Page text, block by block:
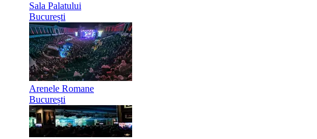
Sala Palatului
București
Arenele Romane
București